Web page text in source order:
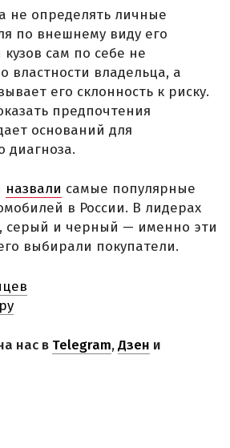
не определять личные
по внешнему виду его
сам по себе не
властности владельца, а
его склонность к риску.
предпочтения
оснований для
диагноза.
назвали самые популярные
в России. В лидерах
серый и черный — именно эти
выбирали покупатели.
нас в Telegram,Дзен и